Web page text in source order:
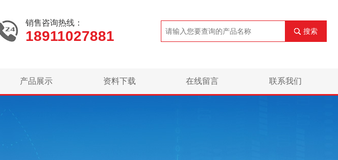
销售咨询热线：
18911027881 搜索
产品展示 资料下载 在线留言 联系我们